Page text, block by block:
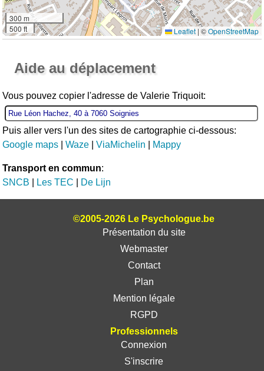
300 m
500 ft
Leaflet |©OpenStreetMap
Aide au déplacement
Vous pouvez copier l'adresse de Valerie Triquoit:
Puis aller vers l'un des sites de cartographie ci-dessous:
Google maps |Waze |ViaMichelin Mappy
Transport en commun:
SNCB
Les TEC De Lijn
©2005-2026 Le Psychologue.be
Présentation du site
Webmaster
Contact
Plan
Mention légale
RGPD
Professionnels
Connexion
S'inscrire